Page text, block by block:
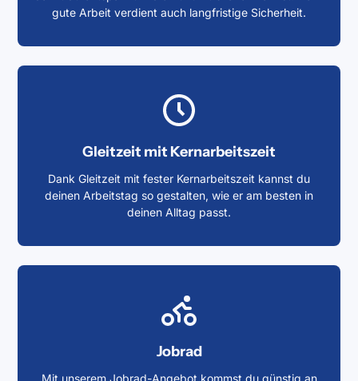
gute Arbeit verdient auch langfristige Sicherheit.
Gleitzeit mit Kernarbeitszeit
Dank Gleitzeit mit fester Kernarbeitszeit kannst du
deinen Arbeitstag so gestalten, wie er am besten in
deinen Alltag passt.
Jobrad
Mit unserem Jobrad-Angebot kommst du günstig an